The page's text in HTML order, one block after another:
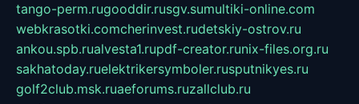
tango-perm.rugooddir.rusgv.sumultiki-online.com
webkrasotki.comcherinvest.rudetskiy-ostrov.ru
ankou.spb.rualvesta1.rupdf-creator.runix-files.org.ru
sakhatoday.ruelektrikersymboler.rusputnikyes.ru
golf2club.msk.ruaeforums.ruzallclub.ru